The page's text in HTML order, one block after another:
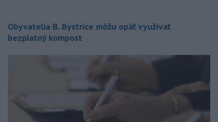
Obyvatelia B. Bystrice môžu opäť využívať
bezplatný kompost